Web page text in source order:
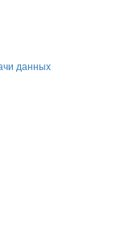
данных